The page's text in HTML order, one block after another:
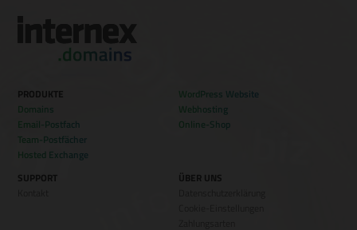
PRODUKTE
Domains
Email-Postfach
Team-Postfächer
Hosted Exchange
WordPress Website
Webhosting
Online-Shop
SUPPORT
ÜBER UNS